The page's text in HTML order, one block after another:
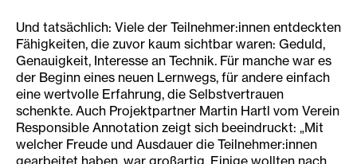
Und tatsächlich: Viele der Teilnehmer:innen entdeckten
Fähigkeiten, die zuvor kaum sichtbar waren: Geduld,
Genauigkeit, Interesse an Technik. Für manche war es
der Beginn eines neuen Lernwegs, für andere einfach
eine wertvolle Erfahrung, die Selbstvertrauen
schenkte. Auch Projektpartner Martin Hartl vom Verein
Responsible Annotation zeigt sich beeindruckt: „Mit
welcher Freude und Ausdauer die Teilnehmer:innen